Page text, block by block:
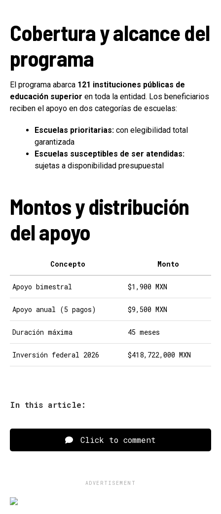
Cobertura y alcance del
programa
El programa abarca 121 instituciones públicas de
educación superior en toda la entidad. Los beneficiarios
reciben el apoyo en dos categorías de escuelas:
Escuelas prioritarias: con elegibilidad total
garantizada
Escuelas susceptibles de ser atendidas:
sujetas a disponibilidad presupuestal
Montos y distribución
del apoyo
Concepto Monto
Apoyo bimestral $1,900 MXN
Apoyo anual (5 pagos) $9,500 MXN
Duración máxima 45 meses
Inversión federal 2026 $418,722,000 MXN
In this article:
Click to comment
ADVERTISEMENT